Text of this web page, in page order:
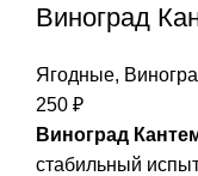
Виноград
Ягодные,
250 ₽
Виноград
стабильный